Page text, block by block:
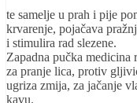
te samelje u prah i pije
krvarenje, pojačava
i stimulira rad slezene.
Zapadna pučka medicina
za pranje lica, protiv
ugriza zmija, za jačanje
kavu.